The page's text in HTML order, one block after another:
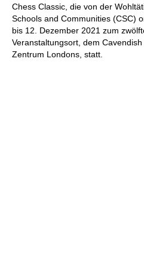
Chess Classic, die von der
Schools and Communities (CSC)
bis 12. Dezember 2021 zum
Veranstaltungsort, dem
Zentrum Londons, statt.